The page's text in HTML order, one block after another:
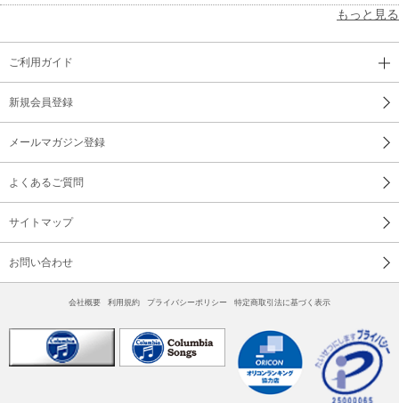
もっと見る
ご利用ガイド
新規会員登録
メールマガジン登録
よくあるご質問
サイトマップ
お問い合わせ
会社概要 利用規約 プライバシーポリシー 特定商取引法に基づく表示